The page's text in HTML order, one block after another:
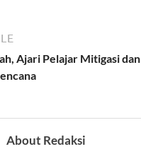
Ajari Pelajar Mitigasi dan
About Redaksi